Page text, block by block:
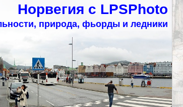
Норвегия с LPSPhoto
природа, фьорды и ледники